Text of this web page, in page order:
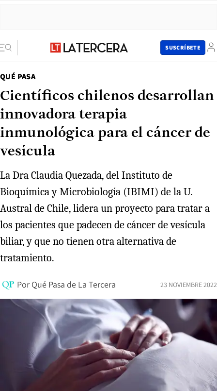
SUSCRÍBETE
QUÉ PASA
Científicos chilenos desarrollan
innovadora terapia
inmunológica para el cáncer de
vesícula
La Dra Claudia Quezada, del Instituto de
Bioquímica y Microbiología (IBIMI) de la U.
Austral de Chile, lidera un proyecto para tratar a
los pacientes que padecen de cáncer de vesícula
biliar, y que no tienen otra alternativa de
tratamiento.
Por Qué Pasa de La Tercera 23 NOVIEMBRE 2022